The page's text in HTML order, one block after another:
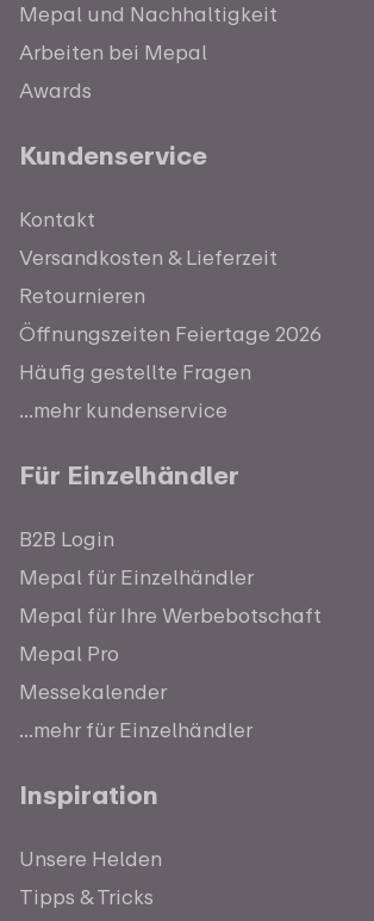
Mepal und Nachhaltigkeit
Arbeiten bei Mepal
Awards
Kundenservice
Kontakt
Versandkosten & Lieferzeit
Retournieren
Öffnungszeiten Feiertage 2026
Häufig gestellte Fragen
...mehr kundenservice
Für Einzelhändler
B2B Login
Mepal für Einzelhändler
Mepal für Ihre Werbebotschaft
Mepal Pro
Messekalender
...mehr für Einzelhändler
Inspiration
Unsere Helden
Tipps & Tricks